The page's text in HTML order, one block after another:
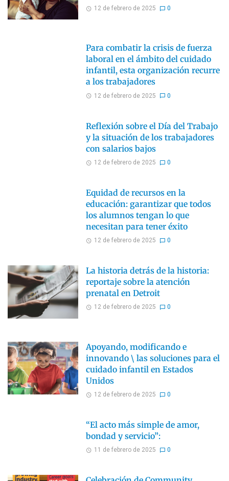
12 de febrero de 2025 0
Para combatir la crisis de fuerza
laboral en el ámbito del cuidado
infantil, esta organización recurre
a los trabajadores
12 de febrero de 2025 0
Reflexión sobre el Día del Trabajo
y la situación de los trabajadores
con salarios bajos
12 de febrero de 2025 0
Equidad de recursos en la
educación: garantizar que todos
los alumnos tengan lo que
necesitan para tener éxito
12 de febrero de 2025 0
La historia detrás de la historia:
reportaje sobre la atención
prenatal en Detroit
12 de febrero de 2025 0
Apoyando, modificando e
innovando \ las soluciones para el
cuidado infantil en Estados
Unidos
12 de febrero de 2025 0
“El acto más simple de amor,
bondad y servicio”:
11 de febrero de 2025 0